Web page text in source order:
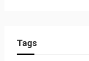
Tags